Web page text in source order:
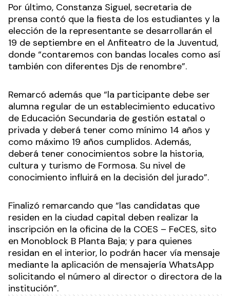
Por último, Constanza Siguel, secretaria de
prensa contó que la fiesta de los estudiantes y la
elección de la representante se desarrollarán el
19 de septiembre en el Anfiteatro de la Juventud,
donde “contaremos con bandas locales como así
también con diferentes Djs de renombre”.
Remarcó además que “la participante debe ser
alumna regular de un establecimiento educativo
de Educación Secundaria de gestión estatal o
privada y deberá tener como mínimo 14 años y
como máximo 19 años cumplidos. Además,
deberá tener conocimientos sobre la historia,
cultura y turismo de Formosa. Su nivel de
conocimiento influirá en la decisión del jurado”.
Finalizó remarcando que “las candidatas que
residen en la ciudad capital deben realizar la
inscripción en la oficina de la COES – FeCES, sito
en Monoblock B Planta Baja; y para quienes
residan en el interior, lo podrán hacer vía mensaje
mediante la aplicación de mensajería WhatsApp
solicitando el número al director o directora de la
institución”.